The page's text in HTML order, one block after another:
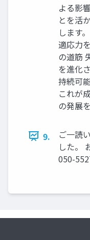
よる影
とを活
します
適応力
の道筋
を進化
持続可
これが
の発展
9.
ご一読
した。
050-